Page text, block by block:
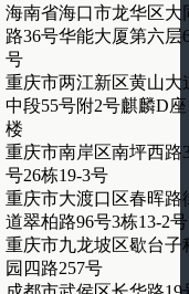
海南省海口市龙华区大
路36号华能大厦第六层
号
重庆市两江新区黄山大
中段55号附2号麒麟D座
楼
重庆市南岸区南坪西路
号26栋19-3号
重庆市大渡口区春晖路
道翠柏路96号3栋13-2号
重庆市九龙坡区歇台子
园四路257号